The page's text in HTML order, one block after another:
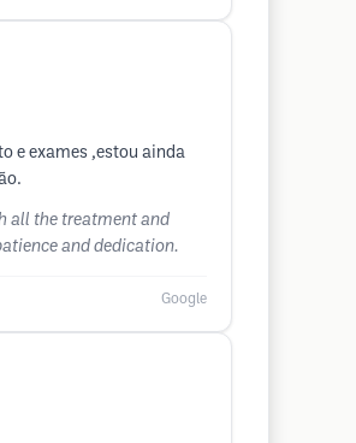
e exames ,estou ainda
all the treatment and
and dedication.
Google